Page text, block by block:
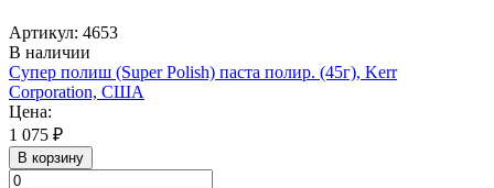
Артикул: 4653
В наличии
Супер полиш (Super Polish) паста полир. (45г), Kerr
Corporation, США
Цена:
1 075 ₽
В корзину